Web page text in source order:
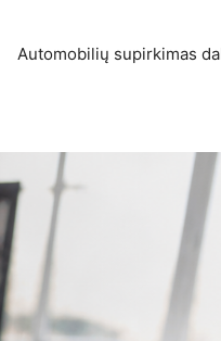
Automobilių supirkimas